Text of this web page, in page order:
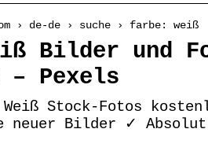
› de-de › suche › farbe: weiß
Bilder und
– Pexels
Stock-Fotos
neuer Bilder ✓